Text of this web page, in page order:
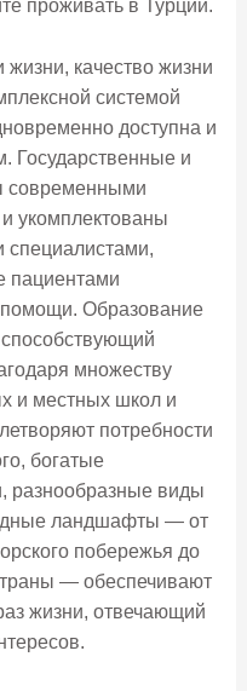
проживать в Турции.
качество жизни
системой
доступна и
Государственные и
современными
укомплектованы
пациентами
Образование
множеству
и местных школ и
потребности
богатые
разнообразные виды
ландшафты — от
побережья до
— обеспечивают
жизни, отвечающий